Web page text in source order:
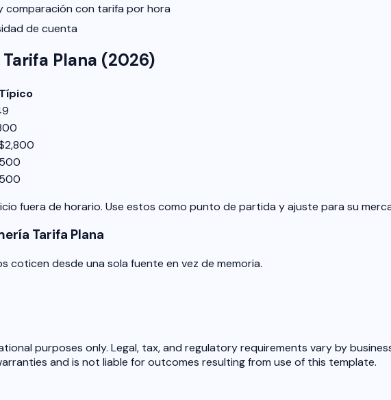
comparación con tarifa por hora
de cuenta
Plana (2026)
fuera de horario. Use estos como punto de partida y ajuste para su
Tarifa Plana
coticen desde una sola fuente en vez de memoria.
purposes only. Legal, tax, and regulatory requirements vary by
and is not liable for outcomes resulting from use of this template.